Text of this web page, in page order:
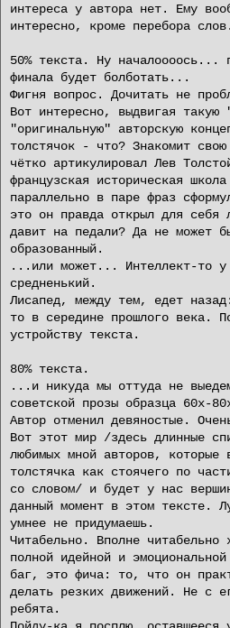
интереса у автора нет. Ему
интересно, кроме перебора слов.
50% текста. Ну началоооось...
финала будет болботать...
Фигня вопрос. Дочитать не
Вот интересно, выдвигая такую
"оригинальную" авторскую
толстячок - что? Знакомит
чётко артикулировал Лев
французская историческая
параллельно в паре фраз
это он правда открыл для себя
давит на педали? Да не может
образованный.
...или может... Интеллект-то у
средненький.
Лисапед, между тем, едет
то в середине прошлого века.
устройству текста.
80% текста.
...и никуда мы оттуда не
советской прозы образца 60х-
Автор отменил девяностые.
Вот этот мир /здесь длинные
любимых мной авторов, которые
толстячка как стоячего по
со словом/ и будет у нас
данный момент в этом тексте.
умнее не придумаешь.
Читабельно. Вполне
полной идейной и
баг, это фича: то, что он
делать резких движений. Не с
ребята.